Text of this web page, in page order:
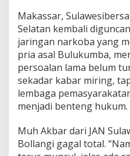
g
i
:
S
a
r
a
n
N
r
k
o
Makassar,
Selatan kembali
jaringan narkoba yang
pria asal Bulukumba,
persoalan lama belum
sekadar kabar miring,
lembaga
menjadi benteng hukum.
Muh Akbar dari JAN
Bollangi gagal total.